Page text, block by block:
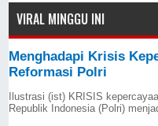
VIRAL MINGGU INI
Menghadapi Krisis
Reformasi Polri
Ilustrasi (ist) KRISIS
Republik Indonesia (Polri)